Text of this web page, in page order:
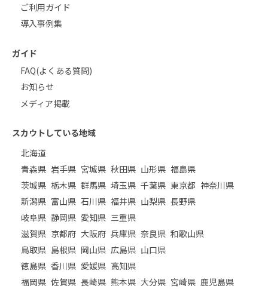
ご利用ガイド
導入事例集
ガイド
FAQ(よくある質問)
お知らせ
メディア掲載
スカウトしている地域
北海道
青森県 岩手県 宮城県 秋田県 山形県 福島県
茨城県 栃木県 群馬県 埼玉県 千葉県 東京都 神奈川県
新潟県 富山県 石川県 福井県 山梨県 長野県
岐阜県 静岡県 愛知県 三重県
滋賀県 京都府 大阪府 兵庫県 奈良県 和歌山県
鳥取県 島根県 岡山県 広島県 山口県
徳島県 香川県 愛媛県 高知県
福岡県 佐賀県 長崎県 熊本県 大分県 宮崎県 鹿児島県